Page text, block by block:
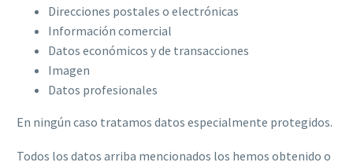
Direcciones postales o electrónicas
Información comercial
Datos económicos y de transacciones
Imagen
Datos profesionales
En ningún caso tratamos datos especialmente protegidos.
Todos los datos arriba mencionados los hemos obtenido o